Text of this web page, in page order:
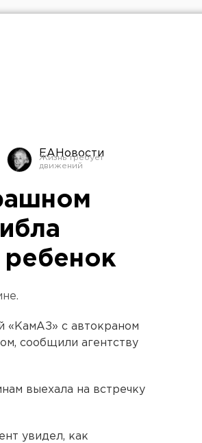
ЕАНовости
«КамАЗ» с автокраном
сообщили агентству
выехала на встречку
увидел, как